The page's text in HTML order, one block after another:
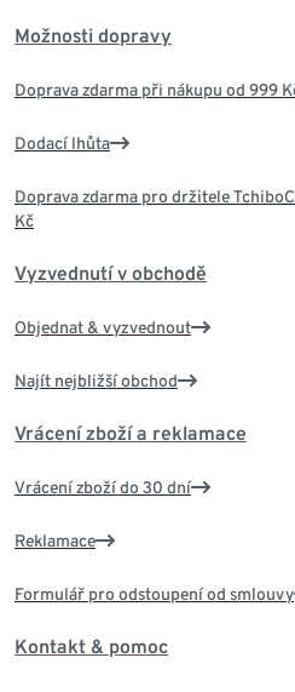
Možnosti dopravy
Doprava zdarma při nákupu od 999
Dodací lhůta
Doprava zdarma pro držitele
Kč
Vyzvednutí v obchodě
Objednat & vyzvednout
Najít nejbližší obchod
Vrácení zboží a reklamace
Vrácení zboží do 30 dní
Reklamace
Formulář pro odstoupení od smlouvy
Kontakt & pomoc